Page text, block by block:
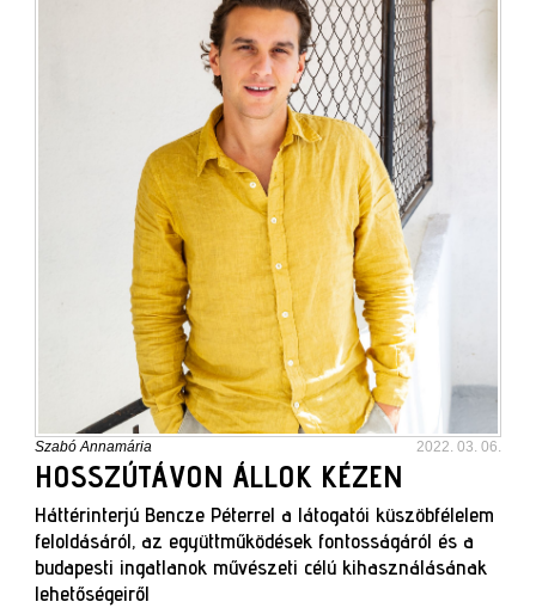
Szabó Annamária 2022. 03. 06.
HOSSZÚTÁVON ÁLLOK KÉZEN
Háttérinterjú Bencze Péterrel a látogatói küszöbfélelem
feloldásáról, az együttműködések fontosságáról és a
budapesti ingatlanok művészeti célú kihasználásának
lehetőségeiről